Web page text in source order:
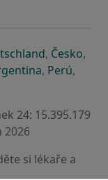
záložce
v nové záložce
se otevře v
, Českose
,
záložce
nové záložce
v nové
se otevře v
, Perúse
,
24: 15.395.179
2026
si lékaře a